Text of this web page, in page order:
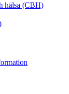
hälsa (CBH)